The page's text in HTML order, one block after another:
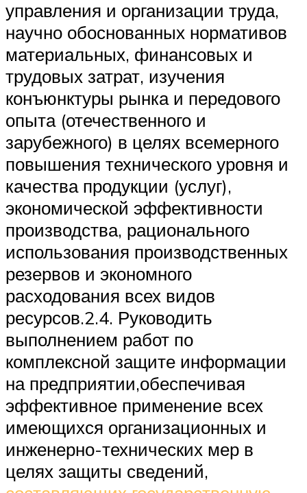
управления и организации труда,
научно обоснованных нормативов
материальных, финансовых и
трудовых затрат, изучения
конъюнктуры рынка и передового
опыта (отечественного и
зарубежного) в целях всемерного
повышения технического уровня и
качества продукции (услуг),
экономической эффективности
производства, рационального
использования производственных
резервов и экономного
расходования всех видов
ресурсов.2.4. Руководить
выполнением работ по
комплексной защите информации
на предприятии,обеспечивая
эффективное применение всех
имеющихся организационных и
инженерно-технических мер в
целях защиты сведений,